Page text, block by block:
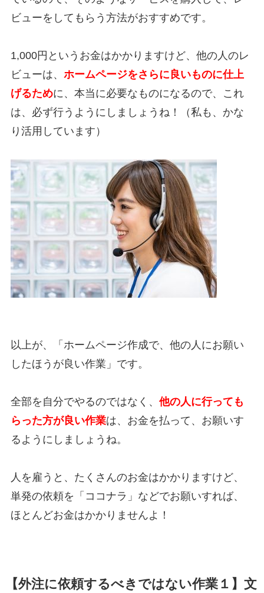
ビューをしてもらう方法がおすすめです。
1,000円というお金はかかりますけど、他の人のレ
ビューは、 ホームページをさらに良いものに仕上
げるために、本当に必要なものになるので、これ
は、必ず行うようにしましょうね！（私も、かな
り活用しています）
以上が、「ホームページ作成で、他の人にお願い
したほうが良い作業」です。
全部を自分でやるのではなく、 他の人に行っても
らった方が良い作業は、お金を払って、お願いす
るようにしましょうね。
人を雇うと、たくさんのお金はかかりますけど、
単発の依頼を「ココナラ」などでお願いすれば、
ほとんどお金はかかりませんよ！
【外注に依頼するべきではない作業１】文